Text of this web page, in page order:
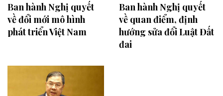
Ban hành Nghị quyết
về đổi mới mô hình
phát triển Việt Nam
Ban hành Nghị quyết
về quan điểm, định
hướng sửa đổi Luật Đất
đai